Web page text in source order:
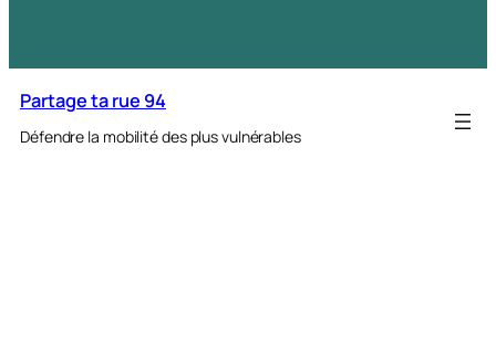
Partage ta rue 94
Défendre la mobilité des plus vulnérables